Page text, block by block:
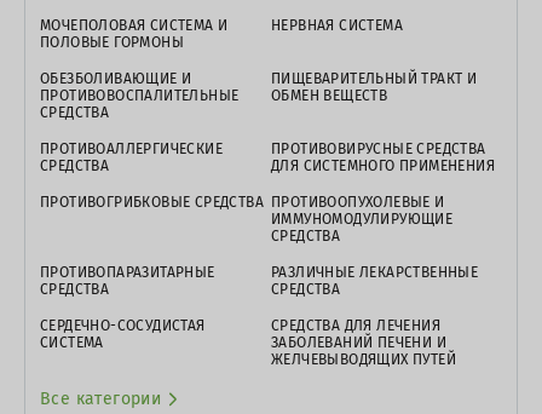
МОЧЕПОЛОВАЯ СИСТЕМА И
ПОЛОВЫЕ ГОРМОНЫ
НЕРВНАЯ СИСТЕМА
ОБЕЗБОЛИВАЮЩИЕ И
ПРОТИВОВОСПАЛИТЕЛЬНЫЕ
СРЕДСТВА
ПИЩЕВАРИТЕЛЬНЫЙ ТРАКТ И
ОБМЕН ВЕЩЕСТВ
ПРОТИВОАЛЛЕРГИЧЕСКИЕ
СРЕДСТВА
ПРОТИВОВИРУСНЫЕ СРЕДСТВА
ДЛЯ СИСТЕМНОГО ПРИМЕНЕНИЯ
ПРОТИВОГРИБКОВЫЕ СРЕДСТВА ПРОТИВООПУХОЛЕВЫЕ И
ИММУНОМОДУЛИРУЮЩИЕ
СРЕДСТВА
ПРОТИВОПАРАЗИТАРНЫЕ
СРЕДСТВА
РАЗЛИЧНЫЕ ЛЕКАРСТВЕННЫЕ
СРЕДСТВА
СЕРДЕЧНО-СОСУДИСТАЯ
СИСТЕМА
СРЕДСТВА ДЛЯ ЛЕЧЕНИЯ
ЗАБОЛЕВАНИЙ ПЕЧЕНИ И
ЖЕЛЧЕВЫВОДЯЩИХ ПУТЕЙ
Все категории